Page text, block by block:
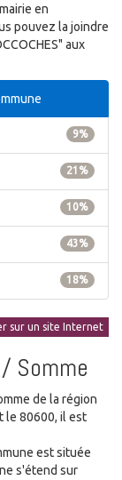
en
pouvez la joindre
aux
9%
21%
10%
43%
18%
sur un site Internet
Somme
de la région
le 80600, il est
est située
s'étend sur